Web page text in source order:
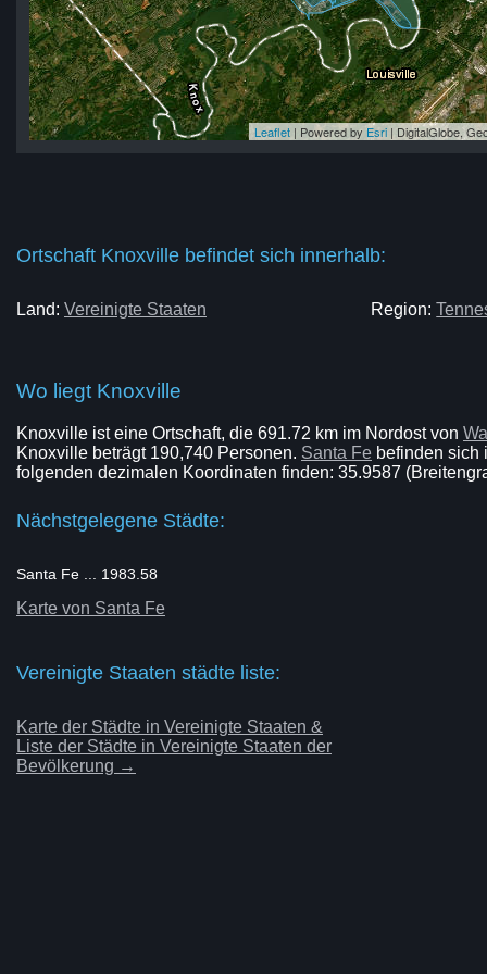
Leaflet| Powered by Esri| DigitalGlobe,
Ortschaft Knoxville befindet sich innerhalb:
Land: Vereinigte Staaten Region:
Wo liegt Knoxville
Knoxville ist eine Ortschaft, die 691.72 km im Nordost von
Knoxville beträgt 190,740 Personen. Santa Fe befinden sich
folgenden dezimalen Koordinaten finden: 35.9587
Nächstgelegene Städte:
Santa Fe ... 1983.58
Karte von Santa Fe
Vereinigte Staaten städte liste:
Karte der Städte in Vereinigte Staaten &
Liste der Städte in Vereinigte Staaten der
Bevölkerung →